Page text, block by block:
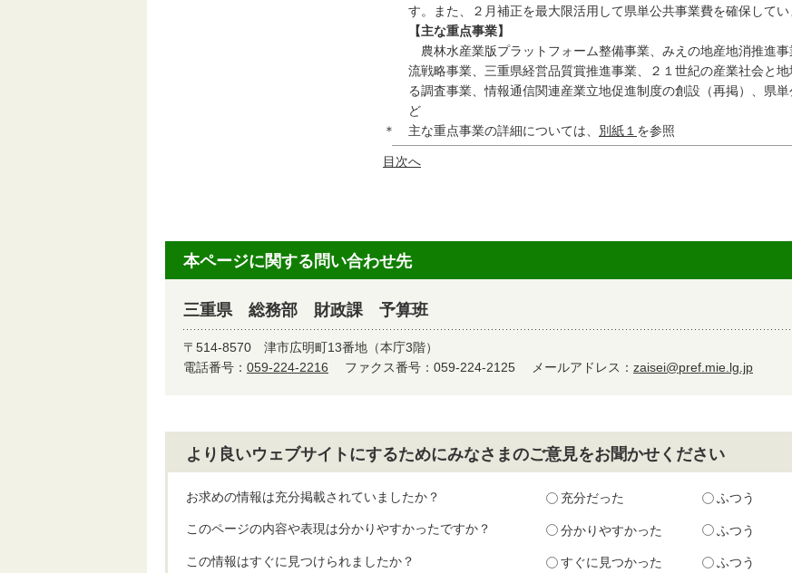
す。また、２月補正を最大限活用して県単公共事業費を確保してい
【主な重点事業】
農林水産業版プラットフォーム整備事業、みえの地産地消推進
流戦略事業、三重県経営品質賞推進事業、２１世紀の産業社会と
る調査事業、情報通信関連産業立地促進制度の創設（再掲）、県
ど
＊ 主な重点事業の詳細については、 別紙１ を参照
目次へ
本ページに関する問い合わせ先
三重県 総務部 財政課 予算班
〒514-8570 津市広明町13番地（本庁3階）
電話番号： 059-224-2216 ファクス番号：059-224-2125 メールアドレス： zaisei@pref.mie.lg.jp
より良いウェブサイトにするためにみなさまのご意見をお聞かせください
お求めの情報は充分掲載されていましたか？ 充分だった ふつう
このページの内容や表現は分かりやすかったですか？ 分かりやすかった ふつう
この情報はすぐに見つけられましたか？ すぐに見つかった ふつう